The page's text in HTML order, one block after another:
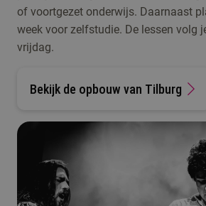
of voortgezet onderwijs. Daarnaast
week voor zelfstudie. De lessen volg
vrijdag.
Bekijk de opbouw van Tilburg